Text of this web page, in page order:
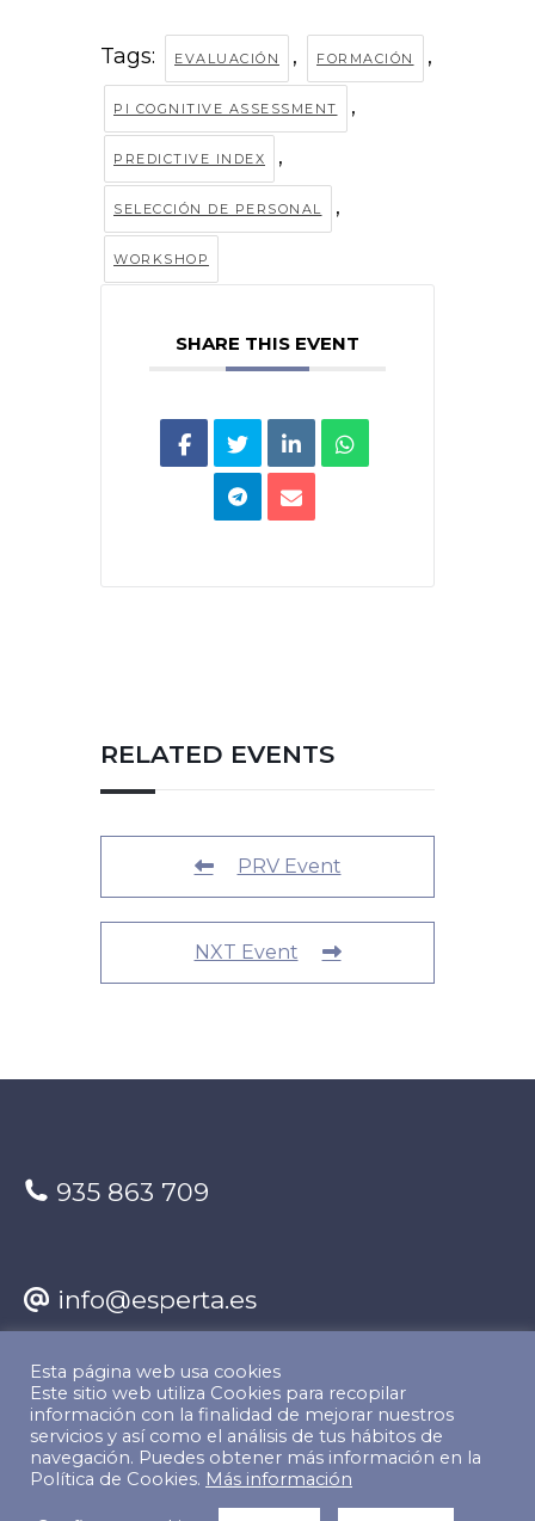
Tags: EVALUACIÓN , FORMACIÓN ,
PI COGNITIVE ASSESSMENT ,
PREDICTIVE INDEX ,
SELECCIÓN DE PERSONAL ,
WORKSHOP
SHARE THIS EVENT
RELATED EVENTS
PRV Event
NXT Event
935 863 709
info@esperta.es
Encuéntranos en:
Facebook
page
X
page
YouTube
page
Linkedin
page
© Copyright 2022 The Predictive Index. Todos los derechos
Esta página web usa cookies
Este sitio web utiliza Cookies para recopilar
información con la finalidad de mejorar nuestros
servicios y así como el análisis de tus hábitos de
navegación. Puedes obtener más información en la
Política de Cookies. Más información